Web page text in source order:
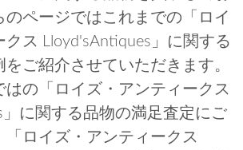
のページではこれまでの「ロイ
クス Lloyd'sAntiques」に関する
ご紹介させていただきます。
はの「ロイズ・アンティークス
」に関する品物の満足査定にご
「ロイズ・アンティークス